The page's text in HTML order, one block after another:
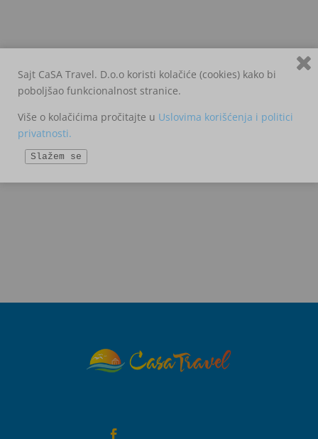

Sajt CaSA Travel. D.o.o koristi kolačiće (cookies) kako bi
poboljšao funkcionalnost stranice.
Više o kolačićima pročitajte u Uslovima korišćenja i politici
privatnosti.
Slažem se